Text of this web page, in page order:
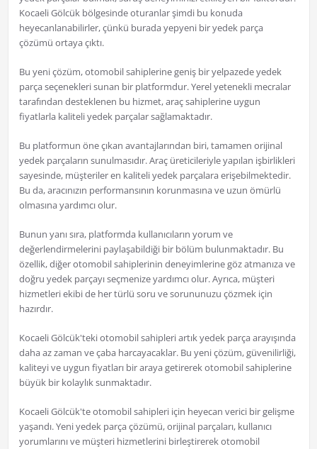
Kocaeli Gölcük bölgesinde oturanlar şimdi bu konuda
heyecanlanabilirler, çünkü burada yepyeni bir yedek parça
çözümü ortaya çıktı.
Bu yeni çözüm, otomobil sahiplerine geniş bir yelpazede yedek
parça seçenekleri sunan bir platformdur. Yerel yetenekli mecralar
tarafından desteklenen bu hizmet, araç sahiplerine uygun
fiyatlarla kaliteli yedek parçalar sağlamaktadır.
Bu platformun öne çıkan avantajlarından biri, tamamen orijinal
yedek parçaların sunulmasıdır. Araç üreticileriyle yapılan işbirlikleri
sayesinde, müşteriler en kaliteli yedek parçalara erişebilmektedir.
Bu da, aracınızın performansının korunmasına ve uzun ömürlü
olmasına yardımcı olur.
Bunun yanı sıra, platformda kullanıcıların yorum ve
değerlendirmelerini paylaşabildiği bir bölüm bulunmaktadır. Bu
özellik, diğer otomobil sahiplerinin deneyimlerine göz atmanıza ve
doğru yedek parçayı seçmenize yardımcı olur. Ayrıca, müşteri
hizmetleri ekibi de her türlü soru ve sorununuzu çözmek için
hazırdır.
Kocaeli Gölcük'teki otomobil sahipleri artık yedek parça arayışında
daha az zaman ve çaba harcayacaklar. Bu yeni çözüm, güvenilirliği,
kaliteyi ve uygun fiyatları bir araya getirerek otomobil sahiplerine
büyük bir kolaylık sunmaktadır.
Kocaeli Gölcük'te otomobil sahipleri için heyecan verici bir gelişme
yaşandı. Yeni yedek parça çözümü, orijinal parçaları, kullanıcı
yorumlarını ve müşteri hizmetlerini birleştirerek otomobil